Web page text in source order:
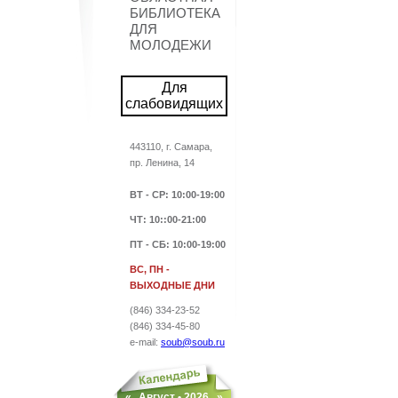
БИБЛИОТЕКА
ДЛЯ
МОЛОДЕЖИ
Для
слабовидящих
443110, г. Самара,
пр. Ленина, 14
ВТ - СР: 10:00-19:00
ЧТ: 10::00-21:00
ПТ - СБ: 10:00-19:00
ВС, ПН -
ВЫХОДНЫЕ ДНИ
(846) 334-23-52
(846) 334-45-80
e-mail: soub@soub.ru